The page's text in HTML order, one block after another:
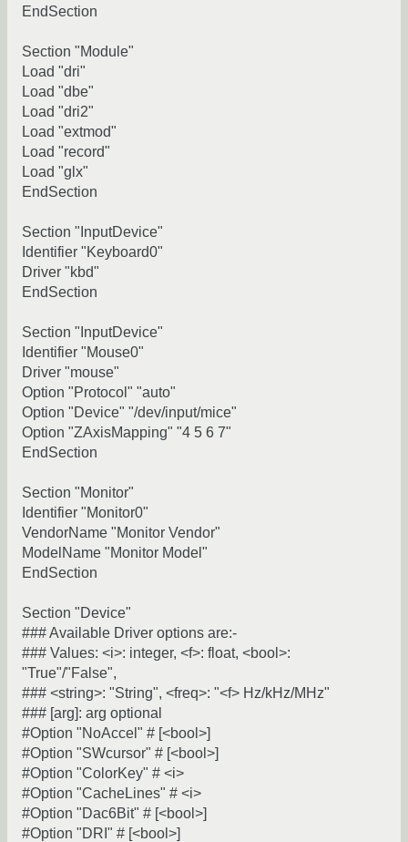
EndSection
Section "Module"
Load "dri"
Load "dbe"
Load "dri2"
Load "extmod"
Load "record"
Load "glx"
EndSection
Section "InputDevice"
Identifier "Keyboard0"
Driver "kbd"
EndSection
Section "InputDevice"
Identifier "Mouse0"
Driver "mouse"
Option "Protocol" "auto"
Option "Device" "/dev/input/mice"
Option "ZAxisMapping" "4 5 6 7"
EndSection
Section "Monitor"
Identifier "Monitor0"
VendorName "Monitor Vendor"
ModelName "Monitor Model"
EndSection
Section "Device"
### Available Driver options are:-
### Values: <i>: integer, <f>: float, <bool>:
"True"/"False",
### <string>: "String", <freq>: "<f> Hz/kHz/MHz"
### [arg]: arg optional
#Option "NoAccel" # [<bool>]
#Option "SWcursor" # [<bool>]
#Option "ColorKey" # <i>
#Option "CacheLines" # <i>
#Option "Dac6Bit" # [<bool>]
#Option "DRI" # [<bool>]